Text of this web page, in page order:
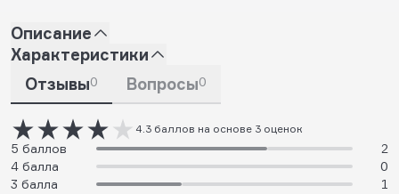
Описание
Характеристики
Отзывы0 Вопросы0
4.3 баллов на основе 3 оценок
5 баллов
2
4 балла
0
3 балла
1